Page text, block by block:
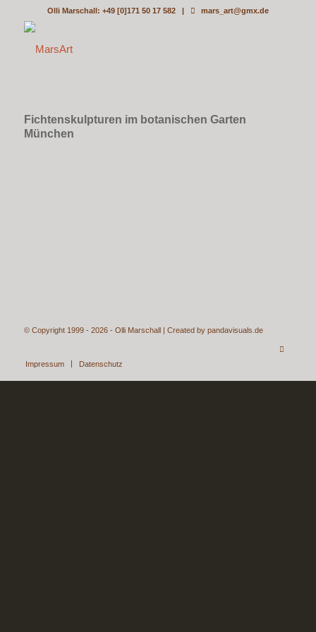
Olli Marschall: +49 [0]171 50 17 582 | mars_art@gmx.de
Fichtenskulpturen im botanischen Garten
München
© Copyright 1999 - 2026 - Olli Marschall | Created by pandavisuals.de
Impressum Datenschutz